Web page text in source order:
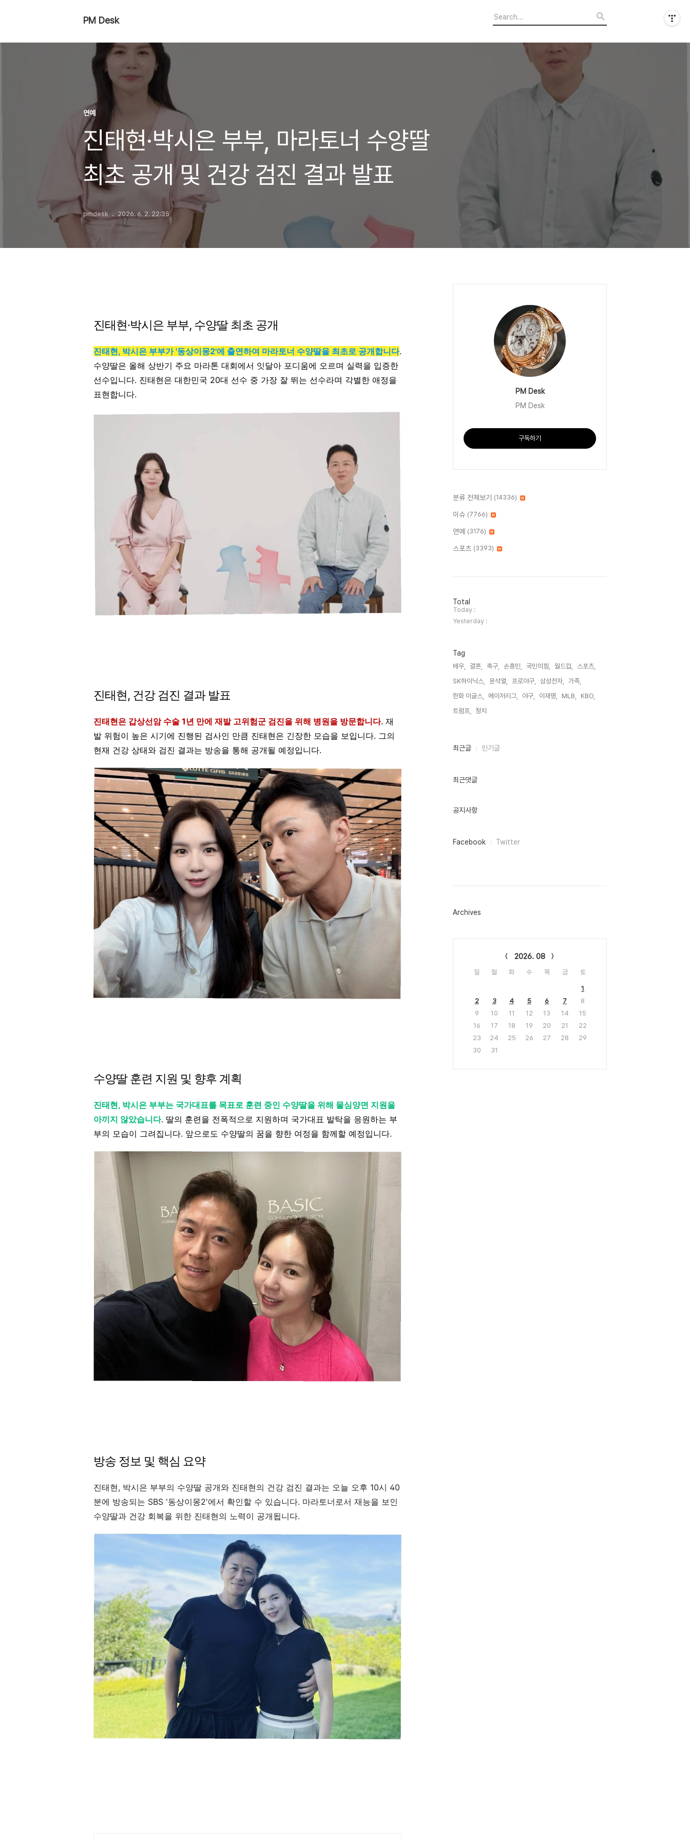
PM Desk
연예
진태현·박시은 부부, 마라토너 수양딸
최초 공개 및 건강 검진 결과 발표
pmdesk 2026. 6. 2. 22:35
진태현·박시은 부부, 수양딸 최초 공개
진태현, 박시은 부부가 '동상이몽2'에 출연하여 마라토너 수양딸을 최초로 공개합니다.
수양딸은 올해 상반기 주요 마라톤 대회에서 잇달아 포디움에 오르며 실력을 입증한
선수입니다. 진태현은 대한민국 20대 선수 중 가장 잘 뛰는 선수라며 각별한 애정을
표현합니다.
진태현, 건강 검진 결과 발표
진태현은 갑상선암 수술 1년 만에 재발 고위험군 검진을 위해 병원을 방문합니다. 재
발 위험이 높은 시기에 진행된 검사인 만큼 진태현은 긴장한 모습을 보입니다. 그의
현재 건강 상태와 검진 결과는 방송을 통해 공개될 예정입니다.
수양딸 훈련 지원 및 향후 계획
진태현, 박시은 부부는 국가대표를 목표로 훈련 중인 수양딸을 위해 물심양면 지원을
아끼지 않았습니다. 딸의 훈련을 전폭적으로 지원하며 국가대표 발탁을 응원하는 부
부의 모습이 그려집니다. 앞으로도 수양딸의 꿈을 향한 여정을 함께할 예정입니다.
방송 정보 및 핵심 요약
진태현, 박시은 부부의 수양딸 공개와 진태현의 건강 검진 결과는 오늘 오후 10시 40
분에 방송되는 SBS '동상이몽2'에서 확인할 수 있습니다. 마라토너로서 재능을 보인
수양딸과 건강 회복을 위한 진태현의 노력이 공개됩니다.
PM Desk
PM Desk
구독하기
분류 전체보기 (14336)
이슈 (7766)
연예 (3176)
스포츠 (3393)
방
문
자
수
Total
Today :
Yesterday :
Tag
배우, 결혼, 축구, 손흥민, 국민의힘, 월드컵,
스포츠,
SK하이닉스,
윤석열, 프로야구, 삼성전자,
가족,
한화 이글스,
메이저리그, 야구, 이재명, MLB,
KBO,
트럼프,
정치,
최
인
최근글 인기글
최근댓글
공지사항
페
그
Facebook Twitter
Archives
2026. 08
일 월 화 수 목 금 토
1
2
3 4 5 6 7
8
9
10 11 12 13 14
15
16
17 18 19 20 21
22
23
24 25 26 27 28
29
30
31